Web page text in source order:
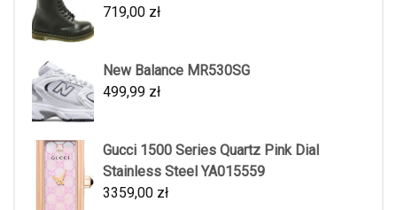
719,00 zł
New Balance MR530SG
499,99 zł
Gucci 1500 Series Quartz Pink Dial
Stainless Steel YA015559
3359,00 zł